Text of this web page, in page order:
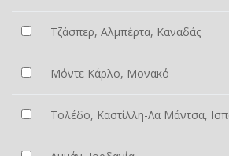
Τζάσπερ, Αλμπέρτα, Καναδάς
Μόντε Κάρλο, Μονακό
Τολέδο, Καστίλλη-Λα Μάντσα,